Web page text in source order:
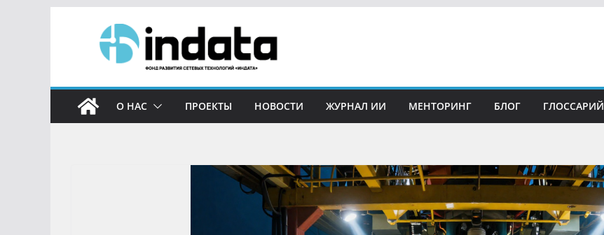
О НАС ПРОЕКТЫ НОВОСТИ ЖУРНАЛ ИИ МЕНТОРИНГ БЛОГ ГЛОССАРИЙ